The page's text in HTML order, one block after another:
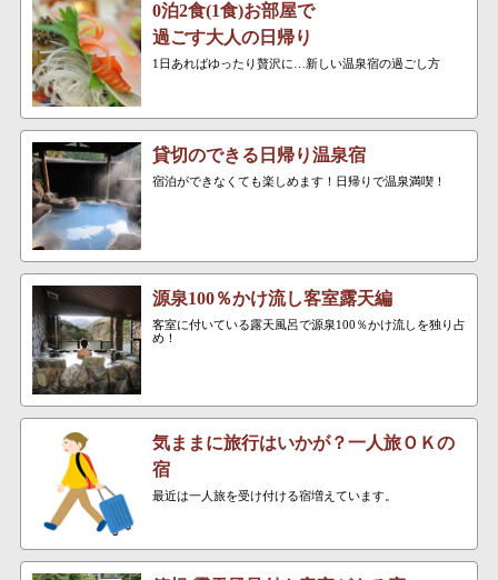
0泊2食(1食)お部屋で
過ごす大人の日帰り
1日あればゆったり贅沢に…新しい温泉宿の過ごし方
貸切のできる日帰り温泉宿
宿泊ができなくても楽しめます！日帰りで温泉満喫！
源泉100％かけ流し客室露天編
客室に付いている露天風呂で源泉100％かけ流しを独り占
め！
気ままに旅行はいかが？一人旅ＯＫの
宿
最近は一人旅を受け付ける宿増えています。